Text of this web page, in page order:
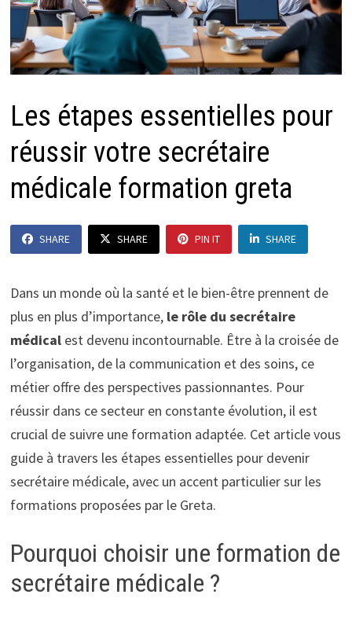
Les étapes essentielles pour
réussir votre secrétaire
médicale formation greta
SHARE SHARE PIN IT SHARE
Dans un monde où la santé et le bien-être prennent de
plus en plus d’importance, le rôle du secrétaire
médicalest devenu incontournable. Être à la croisée de
l’organisation, de la communication et des soins, ce
métier offre des perspectives passionnantes. Pour
réussir dans ce secteur en constante évolution, il est
crucial de suivre une formation adaptée. Cet article vous
guide à travers les étapes essentielles pour devenir
secrétaire médicale, avec un accent particulier sur les
formations proposées par le Greta.
Pourquoi choisir une formation de
secrétaire médicale ?